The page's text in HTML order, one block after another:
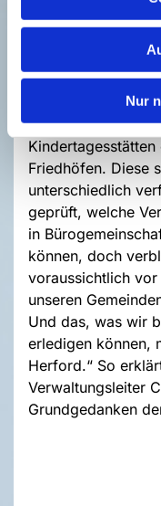
Nur
sogenannte
Ähnliches gilt für
aus der Natur der
wie die
Friedhöfen. Diese
unterschiedlich
geprüft, welche
in
können, doch
voraussichtlich
unseren
Und das, was wir
erledigen können,
Herford.“ So
Verwaltungsleiter
Grundgedanken